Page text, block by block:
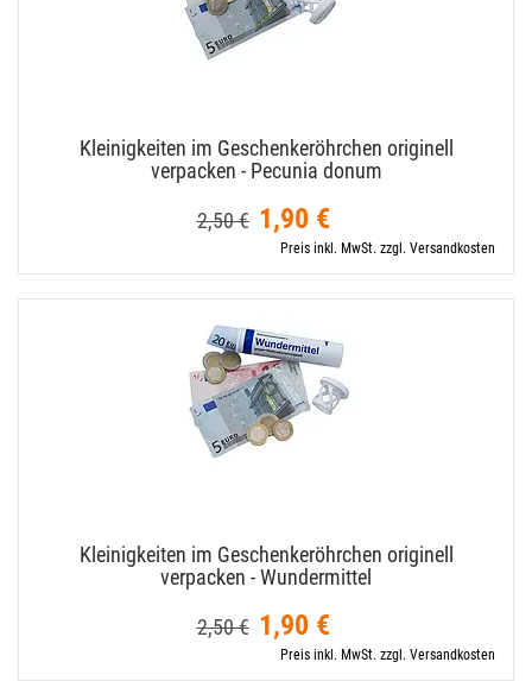
Kleinigkeiten im Geschenkeröhrchen originell
verpacken - Pecunia donum
2,50 € 1,90 €
Preis inkl. MwSt. zzgl. Versandkosten
Kleinigkeiten im Geschenkeröhrchen originell
verpacken - Wundermittel
2,50 € 1,90 €
Preis inkl. MwSt. zzgl. Versandkosten